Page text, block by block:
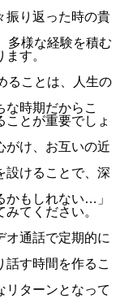
振り返った時の貴
多様な経験を積む
す。
ることは、人生の
時期だからこ
ことが重要でしょ
がけ、お互いの近
設けることで、深
かもしれない…」
てください。
オ通話で定期的に
話す時間を作るこ
リターンとなって